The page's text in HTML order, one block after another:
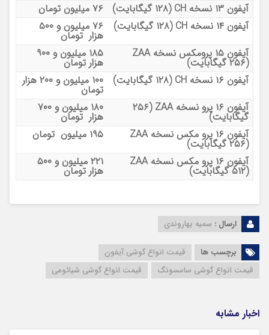
آیفون ۱۳ نسخه CH (۱۲۸ گیگابایت)
۷۶ میلیون تومان
آیفون ۱۴ نسخه CH (۱۲۸ گیگابایت)
۷۶ میلیون و ۵۰۰
هزار تومان
آیفون ۱۵ پرومکس نسخه ZAA
(۲۵۶ گیگابایت)
۱۸۵ میلیون و ۹۰۰
هزار تومان
آیفون ۱۶ نسخه CH (۱۲۸ گیگابایت)
۱۰۰ میلیون و ۲۰۰ هزار
تومان
آیفون ۱۶ پرو نسخه ZAA (۲۵۶
گیگابایت)
۱۸۰ میلیون و ۷۰۰
هزار تومان
آیفون ۱۶ پرو مکس نسخه ZAA
(۲۵۶ گیگابایت)
۱۹۵ میلیون تومان
(۵۱۲ گیگابایت)
۲۲۱ میلیون و ۵۰۰
هزار تومان
ارسال : سمیه بهاروندی
برچسب ها
قیمت انواع گوشی آیفون
قیمت انواع گوشی سامسونگ
قیمت انواع گوشی شیائومی
اخبار مشابه